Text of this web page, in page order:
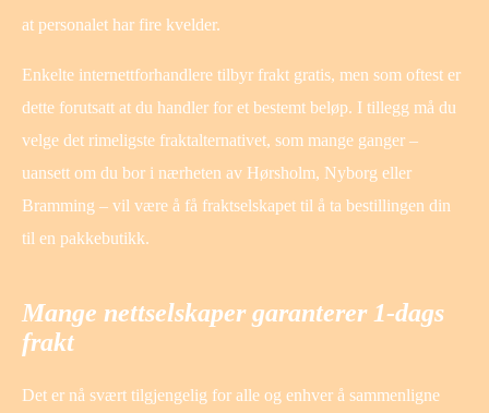
at personalet har fire kvelder.
Enkelte internettforhandlere tilbyr frakt gratis, men som oftest er
dette forutsatt at du handler for et bestemt beløp. I tillegg må du
velge det rimeligste fraktalternativet, som mange ganger –
uansett om du bor i nærheten av Hørsholm, Nyborg eller
Bramming – vil være å få fraktselskapet til å ta bestillingen din
til en pakkebutikk.
Mange nettselskaper garanterer 1-dags
frakt
Det er nå svært tilgjengelig for alle og enhver å sammenligne